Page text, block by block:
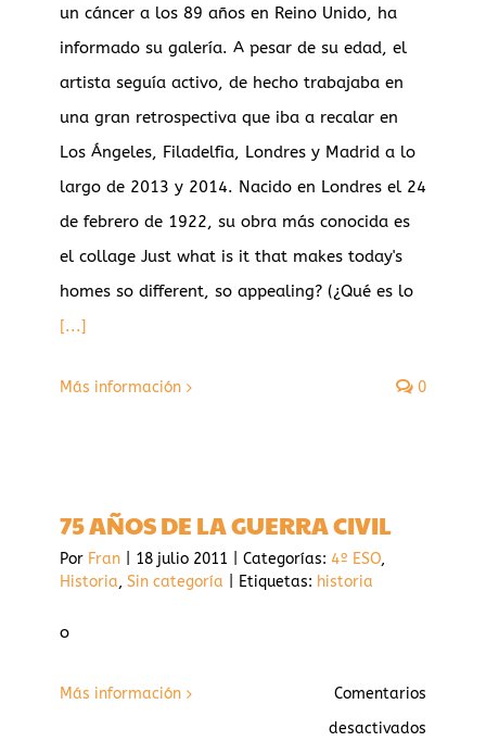
un cáncer a los 89 años en Reino Unido, ha
informado su galería. A pesar de su edad, el
artista seguía activo, de hecho trabajaba en
una gran retrospectiva que iba a recalar en
Los Ángeles, Filadelfia, Londres y Madrid a lo
largo de 2013 y 2014. Nacido en Londres el 24
de febrero de 1922, su obra más conocida es
el collage Just what is it that makes today's
homes so different, so appealing? (¿Qué es lo
[...]
Más información 0
75 AÑOS DE LA GUERRA CIVIL
Por Fran 18 julio 2011 Categorías: 4º ESO,
Historia, Sin categoría Etiquetas: historia
o
Más información
Comentarios
desactivados